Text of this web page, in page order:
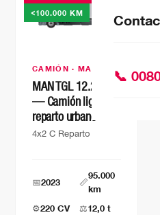
📞
<100.000 KM
CAMIÓN · MAN
MAN TGL 12.220
— Camión ligero
reparto urbano
4x2 C Reparto
📅2023 📏
95.000
km
⚙️220 CV ⚖️12,0 t